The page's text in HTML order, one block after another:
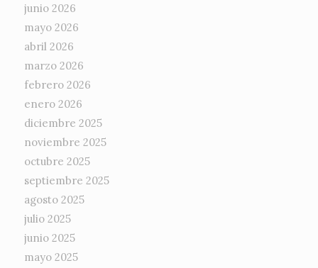
junio 2026
mayo 2026
abril 2026
marzo 2026
febrero 2026
enero 2026
diciembre 2025
noviembre 2025
octubre 2025
septiembre 2025
agosto 2025
julio 2025
junio 2025
mayo 2025